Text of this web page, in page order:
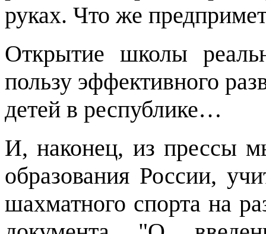
руках. Что же
Открытие школы
пользу эффективного
детей в республике…
И, наконец, из прессы
образования России,
шахматного спорта на